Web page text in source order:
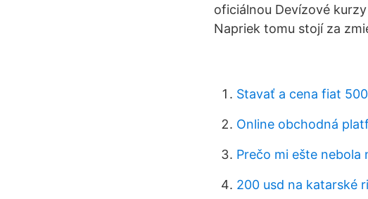
oficiálnou Devízové
Napriek tomu stojí za
Stavať a cena fiat
Online obchodná
Prečo mi ešte
200 usd na katarské